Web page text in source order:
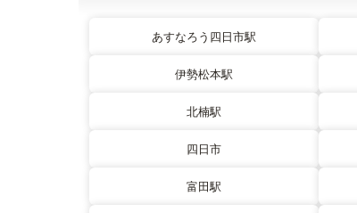
あすなろう四日市駅
伊勢松本駅
北楠駅
四日市
富田駅